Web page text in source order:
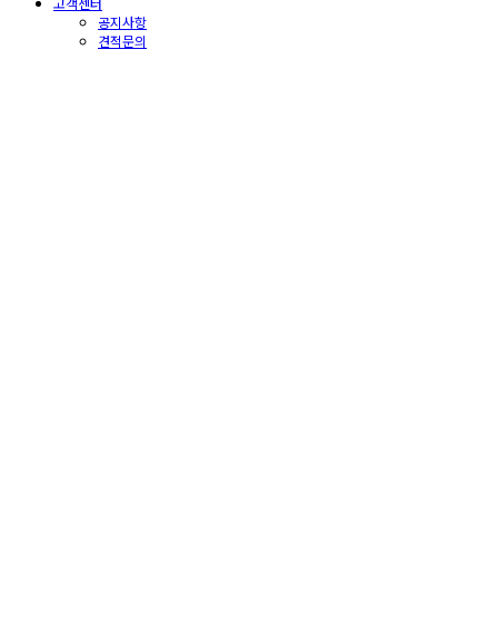
공지사항
견적문의